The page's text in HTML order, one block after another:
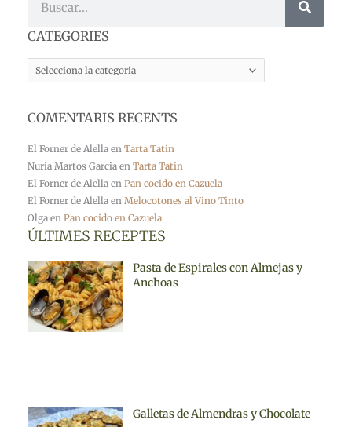
CATEGORIES
CATEGORIES
COMENTARIS RECENTS
El Forner de Alella en Tarta Tatin
Nuria Martos Garcia en Tarta Tatin
El Forner de Alella en Pan cocido en Cazuela
El Forner de Alella en Melocotones al Vino Tinto
Olga en Pan cocido en Cazuela
ÚLTIMES RECEPTES
Pasta de Espirales con Almejas y
Anchoas
Galletas de Almendras y Chocolate